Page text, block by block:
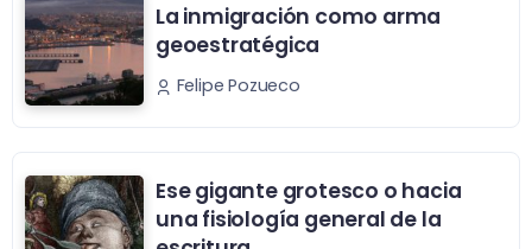
La inmigración como arma
geoestratégica
Felipe Pozueco
Ese gigante grotesco o hacia
una fisiología general de la